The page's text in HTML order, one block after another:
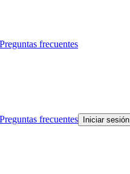
Preguntas frecuentes
Preguntas frecuentes Iniciar sesión